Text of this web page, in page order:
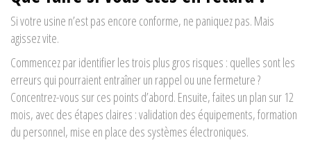
Si votre usine n’est pas encore conforme, ne paniquez pas. Mais
agissez vite.
Commencez par identifier les trois plus gros risques : quelles sont les
erreurs qui pourraient entraîner un rappel ou une fermeture ?
Concentrez-vous sur ces points d’abord. Ensuite, faites un plan sur 12
mois, avec des étapes claires : validation des équipements, formation
du personnel, mise en place des systèmes électroniques.